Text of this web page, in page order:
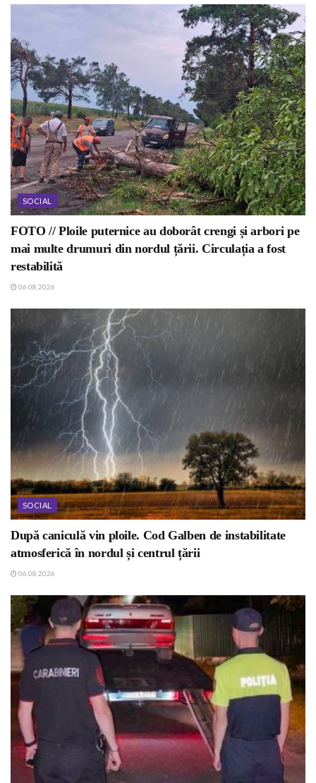
SOCIAL
FOTO // Ploile puternice au doborât crengi și arbori pe
mai multe drumuri din nordul țării. Circulația a fost
restabilită
06.08.2026
SOCIAL
După caniculă vin ploile. Cod Galben de instabilitate
atmosferică în nordul și centrul țării
06.08.2026